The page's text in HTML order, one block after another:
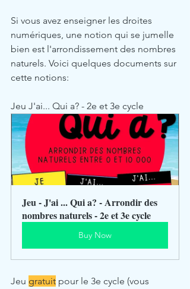
Si vous avez enseigner les droites
numériques, une notion qui se jumelle
bien est l'arrondissement des nombres
naturels. Voici quelques documents sur
cette notions:
Jeu J'ai... Qui a? - 2e et 3e cycle
Jeu - J'ai ... Qui a? - Arrondir des
nombres naturels - 2e et 3e cycle
Buy Now
Jeu gratuit pour le 3e cycle (vous